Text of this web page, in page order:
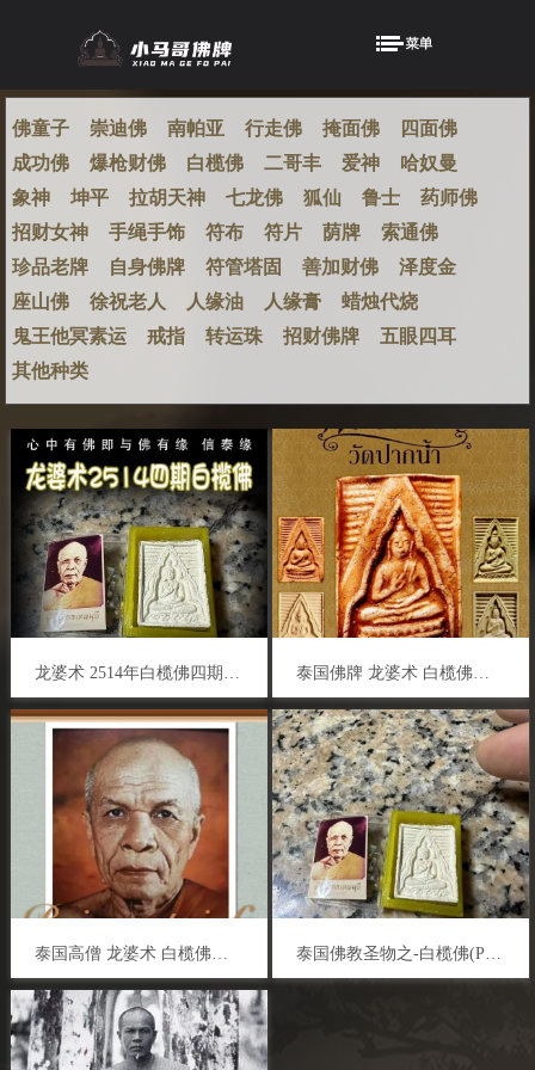
佛童子 崇迪佛 南帕亚 行走佛 掩面佛
四面佛
成功佛
爆枪财佛 白榄佛 二哥丰 爱神
哈奴曼
象神
坤平 拉胡天神 七龙佛 狐仙 鲁士
药师佛
招财女神
手绳手饰 符布 符片 荫牌
索通佛
珍品老牌
自身佛牌 符管塔固 善加财佛
泽度金
座山佛
徐祝老人 人缘油 人缘膏
蜡烛代烧
鬼王他冥素运
戒指 转运珠 招财佛牌
五眼四耳
其他种类
龙婆术 2514年白榄佛四期 (破模版)圣发特别版 生意 事业 转运 平安 人缘 人脉 人际关系 泰国佛牌 泰国佛牌 龙婆术 白榄佛系列介绍
泰国高僧 龙婆术 白榄佛圣物神迹 泰国佛教圣物之-白榄佛(Phra Paknam)